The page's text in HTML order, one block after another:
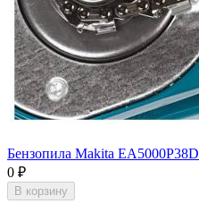
Бензопила Makita
0 ₽
В корзину